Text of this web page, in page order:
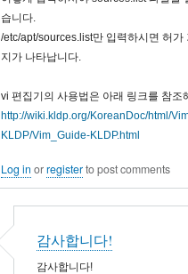
습니다.
/etc/apt/sources.list만 입력하시면 허가
지가 나타납니다.
vi 편집기의 사용법은 아래 링크를 참조
http://wiki.kldp.org/KoreanDoc/html/
KLDP/Vim_Guide-KLDP.html
Log in orregisterto post comments
감사합니다!
감사합니다!